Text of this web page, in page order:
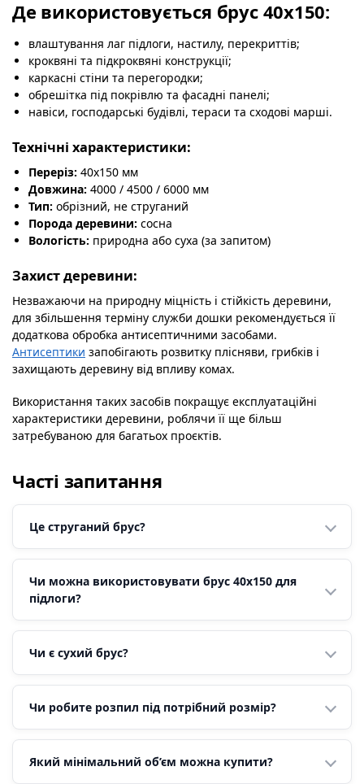
Де використовується брус 40х150:
влаштування лаг підлоги, настилу, перекриттів;
кроквяні та підкроквяні конструкції;
каркасні стіни та перегородки;
обрешітка під покрівлю та фасадні панелі;
навіси, господарські будівлі, тераси та сходові марші.
Технічні характеристики:
Переріз: 40х150 мм
Довжина: 4000 / 4500 / 6000 мм
Тип: обрізний, не струганий
Порода деревини: сосна
Вологість: природна або суха (за запитом)
Захист деревини:
Незважаючи на природну міцність і стійкість деревини,
для збільшення терміну служби дошки рекомендується її
додаткова обробка антисептичними засобами.
Антисептики запобігають розвитку плісняви, грибків і
захищають деревину від впливу комах.
Використання таких засобів покращує експлуатаційні
характеристики деревини, роблячи її ще більш
затребуваною для багатьох проєктів.
Часті запитання
Це струганий брус?
Чи можна використовувати брус 40х150 для
підлоги?
Чи є сухий брус?
Чи робите розпил під потрібний розмір?
Який мінімальний об’єм можна купити?